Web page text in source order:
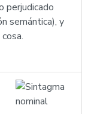
perjudicado
semántica), y